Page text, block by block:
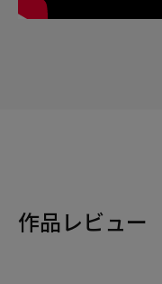
作品レビュー